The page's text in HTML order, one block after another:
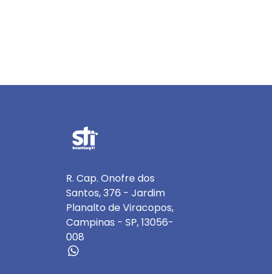
R. Cap. Onofre dos
Santos, 376 - Jardim
Planalto de Viracopos,
Campinas - SP, 13056-
008